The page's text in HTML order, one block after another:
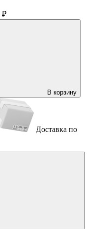
₽
В корзину
Доставка по